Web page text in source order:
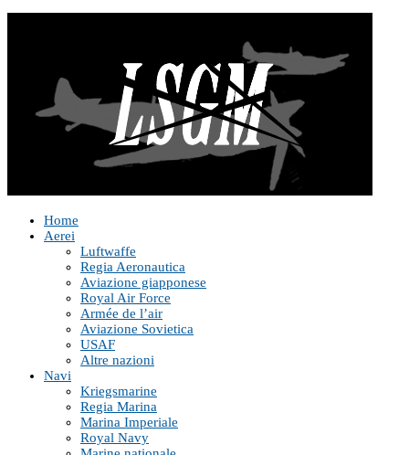
Home
Aerei
Luftwaffe
Regia Aeronautica
Aviazione giapponese
Royal Air Force
Armée de l’air
Aviazione Sovietica
USAF
Altre nazioni
Navi
Kriegsmarine
Regia Marina
Marina Imperiale
Royal Navy